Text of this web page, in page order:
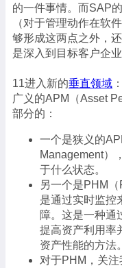
的一件事情。而SAP
（对于管理动作在软
够形成这两点之外，
是深入到目标客户企业
11进入新的垂直领域
广义的APM（Asset
部分的：
一个是狭义的
Management）
于什么状态。
另一个是PHM（
是通过实时监控
障。这是一种通
提高资产利用率
资产性能的方法。
对于PHM，关